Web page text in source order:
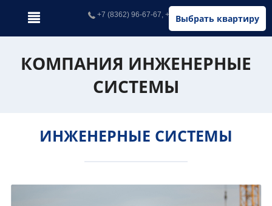
Выбрать квартиру
+7 (8362) 96-67-67, +7 (902) 326-67-67
КОМПАНИЯ ИНЖЕНЕРНЫЕ
СИСТЕМЫ
ИНЖЕНЕРНЫЕ СИСТЕМЫ